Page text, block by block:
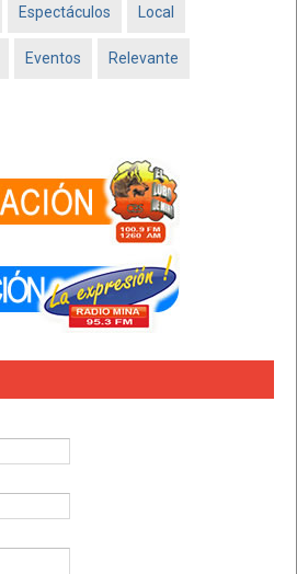
Espectáculos Local
Eventos Relevante